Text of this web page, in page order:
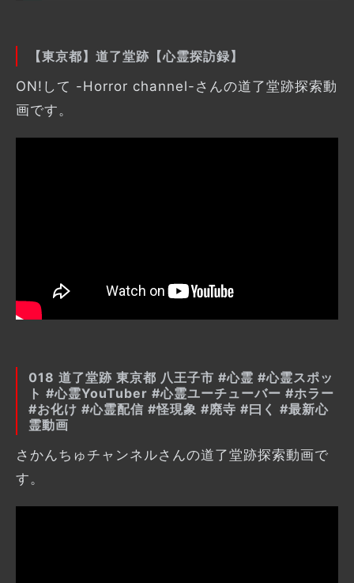
【東京都】道了堂跡【心霊探訪録】
ON!して -Horror channel-さんの道了堂跡探索動
画です。
018 道了堂跡 東京都 八王子市 #心霊 #心霊スポッ
ト #心霊YouTuber #心霊ユーチューバー #ホラー
#お化け #心霊配信 #怪現象 #廃寺 #曰く #最新心
霊動画
さかんちゅチャンネルさんの道了堂跡探索動画で
す。